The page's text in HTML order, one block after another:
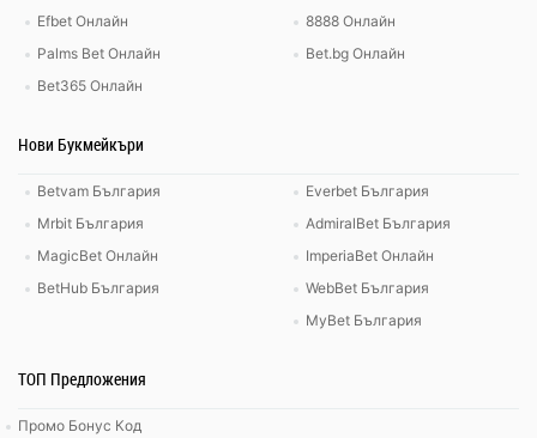
Efbet Онлайн
Palms Bet Онлайн
Bet365 Онлайн
8888 Онлайн
Bet.bg Онлайн
Нови Букмейкъри
Betvam България
Mrbit България
MagicBet Онлайн
BetHub България
Everbet България
AdmiralBet България
ImperiaBet Онлайн
WebBet България
MyBet България
ТОП Предложения
Промо Бонус Код